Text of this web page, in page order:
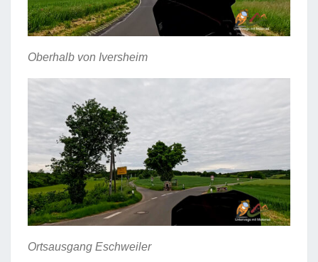
Oberhalb von Iversheim
Ortsausgang Eschweiler